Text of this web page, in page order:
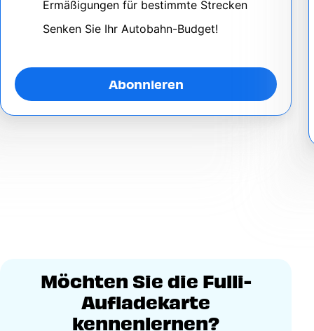
Ermäßigungen für bestimmte Strecken
Senken Sie Ihr Autobahn-Budget!
Abonnieren
Möchten Sie die Fulli-
Aufladekarte
kennenlernen?